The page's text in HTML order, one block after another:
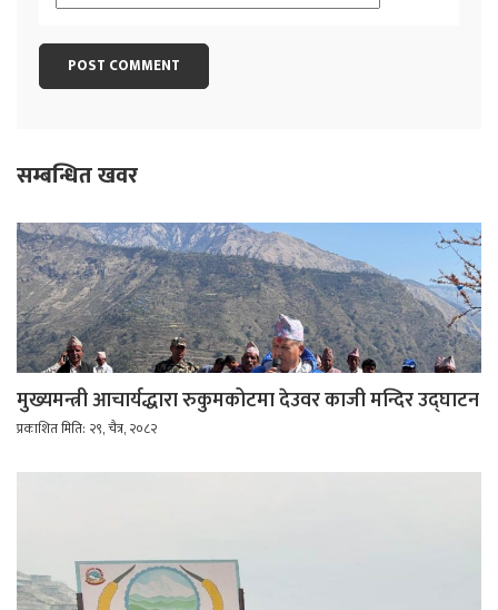
सम्बन्धित खवर
मुख्यमन्त्री आचार्यद्धारा रुकुमकोटमा देउवर काजी मन्दिर उद्घाटन
प्रकाशित मिति: २९, चैत्र, २०८२